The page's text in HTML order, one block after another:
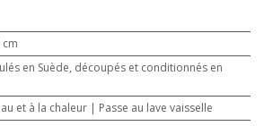
cm
en Suède, découpés et conditionnés en
et à la chaleur | Passe au lave vaisselle